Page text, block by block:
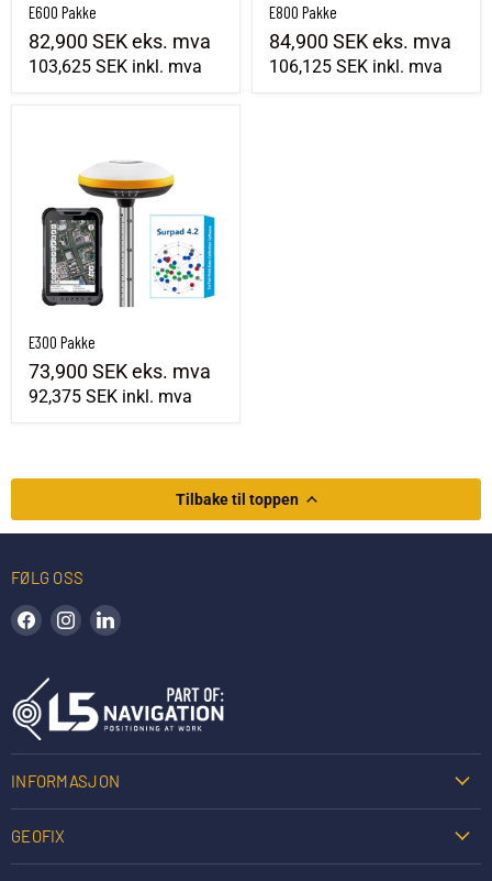
E600 Pakke
82,900 SEKeks. mva
103,625 SEK inkl. mva
E800 Pakke
84,900 SEKeks. mva
106,125 SEK inkl. mva
E300 Pakke
73,900 SEKeks. mva
92,375 SEK inkl. mva
Tilbake til toppen
FØLG OSS
Finn oss på Facebook
Finn oss på Instagram
INFORMASJON
GEOFIX